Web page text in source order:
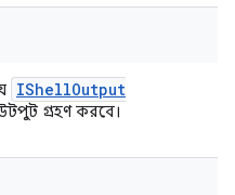
IShellOutput
গ্রহণ করবে।